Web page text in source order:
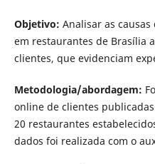
Objetivo: Analisar as causas
em restaurantes de Brasília
clientes, que evidenciam
Metodologia/abordagem:
online de clientes
20 restaurantes
dados foi realizada com o